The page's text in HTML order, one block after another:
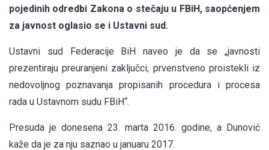
pojedinih odredbi Zakona o stečaju u FBiH, saopćenjem
za javnost oglasio se i Ustavni sud.
Ustavni sud Federacije BiH naveo je da se „javnosti
prezentiraju preuranjeni zaključci, prvenstveno proistekli iz
nedovoljnog poznavanja propisanih procedura i procesa
rada u Ustavnom sudu FBiH“.
Presuda je donesena 23. marta 2016. godine, a Dunović
kaže da je za nju saznao u januaru 2017.